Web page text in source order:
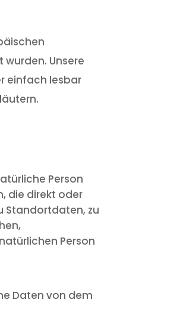
Unsere
einfach lesbar
Person
die direkt oder
Standortdaten, zu
Person
Daten von dem